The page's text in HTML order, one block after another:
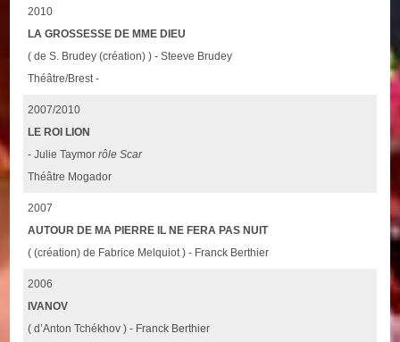
2010
LA GROSSESSE DE MME DIEU
( de S. Brudey (création) ) - Steeve Brudey
Théâtre/Brest -
2007/2010
LE ROI LION
- Julie Taymorrôle Scar
Théâtre Mogador
2007
AUTOUR DE MA PIERRE IL NE FERA PAS NUIT
( (création) de Fabrice Melquiot ) - Franck Berthier
2006
IVANOV
( d’Anton Tchékhov ) - Franck Berthier